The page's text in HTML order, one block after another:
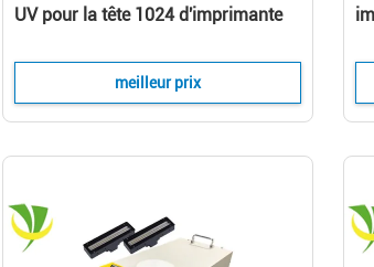
UV pour la tête 1024 d'imprimante
meilleur prix